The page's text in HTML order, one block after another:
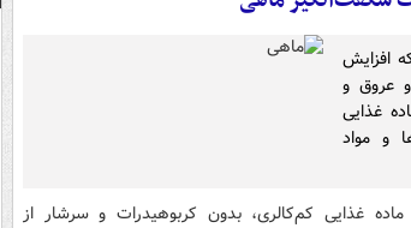
داد که افزایش
عروق و
غذایی
و مواد
غذایی کم‌کالری، بدون کربوهیدرات و سرشار از